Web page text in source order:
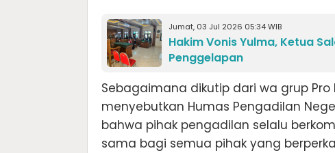
Jumat, 03 Jul 2026 05:34 WIB
Hakim Vonis Yulma, Ketua
Penggelapan
Sebagaimana dikutip dari wa grup
menyebutkan Humas Pengadilan
bahwa pihak pengadilan selalu
sama bagi semua pihak yang